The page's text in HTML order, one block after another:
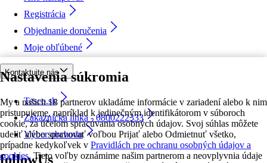
Nastavenia súkromia
My a našich 18 partnerov ukladáme informácie v zariadení alebo k nim
pristupujeme, napríklad k jedinečným identifikátorom v súboroch
cookie, za účelom spracúvania osobných údajov. Svoj súhlas môžete
udeliť alebo spravovať voľbou Prijať alebo Odmietnuť všetko,
prípadne kedykoľvek v Pravidlách pre ochranu osobných údajov a
cookies. Tieto voľby oznámime našim partnerom a neovplyvnia údaje
Registrácia
Objednanie doručenia
Moje obľúbené
Kontaktujte nás
Tesco.sk
Zákaznícka linka - 0800222333
Výber obchodu
followUs